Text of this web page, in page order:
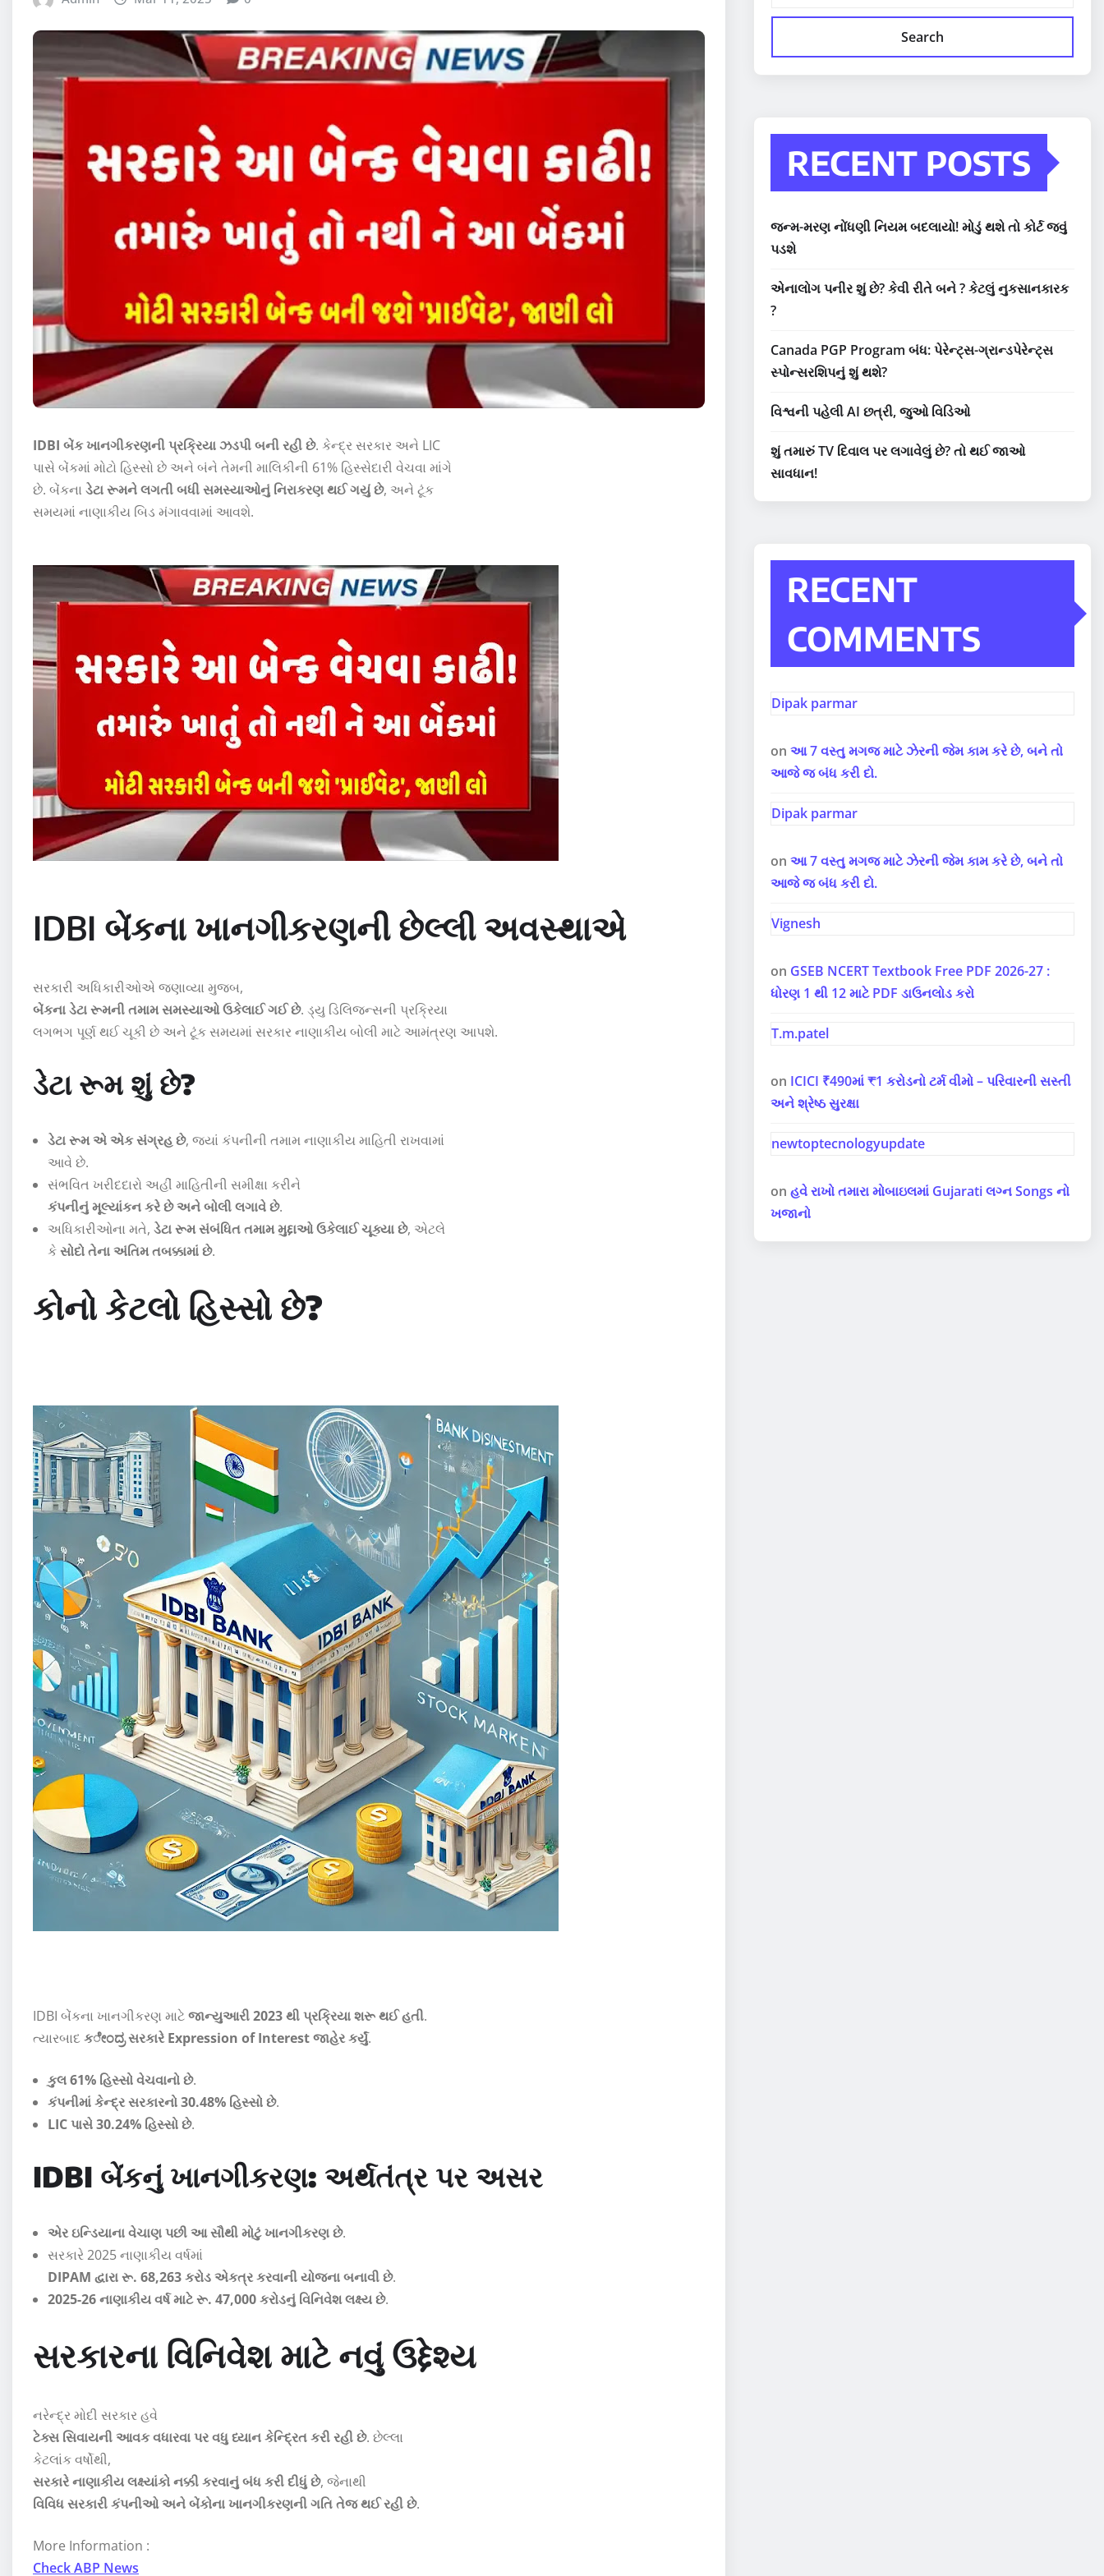
IDBI બેંક ખાનગીકરણની પ્રક્રિયા ઝડપી બની રહી છે. કેન્દ્ર સરકાર અને LIC
પાસે બેંકમાં મોટો હિસ્સો છે અને બંને તેમની માલિકીની 61% હિસ્સેદારી વેચવા માંગે
છે. બેંકના ડેટા રૂમને લગતી બધી સમસ્યાઓનું નિરાકરણ થઈ ગયું છે, અને ટૂંક
સમયમાં નાણાકીય બિડ મંગાવવામાં આવશે.
IDBI બેંકના ખાનગીકરણની છેલ્લી અવસ્થાએ
સરકારી અધિકારીઓએ જણાવ્યા મુજબ,
બેંકના ડેટા રૂમની તમામ સમસ્યાઓ ઉકેલાઈ ગઈ છે. ડ્યુ ડિલિજન્સની પ્રક્રિયા
લગભગ પૂર્ણ થઈ ચૂકી છે અને ટૂંક સમયમાં સરકાર નાણાકીય બોલી માટે આમંત્રણ આપશે.
ડેટા રૂમ શું છે?
ડેટા રૂમ એ એક સંગ્રહ છે, જ્યાં કંપનીની તમામ નાણાકીય માહિતી રાખવામાં
આવે છે.
સંભવિત ખરીદદારો અહીં માહિતીની સમીક્ષા કરીને
કંપનીનું મૂલ્યાંકન કરે છે અને બોલી લગાવે છે.
અધિકારીઓના મતે, ડેટા રૂમ સંબંધિત તમામ મુદ્દાઓ ઉકેલાઈ ચૂક્યા છે, એટલે
કેસોદો તેના અંતિમ તબક્કામાં છે.
કોનો કેટલો હિસ્સો છે?
IDBI બેંકના ખાનગીકરણ માટેજાન્યુઆરી 2023 થી પ્રક્રિયા શરૂ થઈ હતી.
ત્યારબાદકೇಂದ್ರ સરકારે Expression of Interest જાહેર કર્યું.
કુલ 61% હિસ્સો વેચવાનો છે.
કંપનીમાં કેન્દ્ર સરકારનો 30.48% હિસ્સો છે.
LIC પાસે 30.24% હિસ્સો છે.
IDBI બેંકનું ખાનગીકરણ: અર્થતંત્ર પર અસર
એર ઇન્ડિયાના વેચાણ પછી આ સૌથી મોટું ખાનગીકરણ છે.
સરકારે 2025 નાણાકીય વર્ષમાં
DIPAM દ્વારા રૂ. 68,263 કરોડ એકત્ર કરવાની યોજના બનાવી છે.
2025-26 નાણાકીય વર્ષ માટે રૂ. 47,000 કરોડનું વિનિવેશ લક્ષ્ય છે.
સરકારના વિનિવેશ માટે નવું ઉદ્દેશ્ય
નરેન્દ્ર મોદી સરકાર હવે
ટેક્સ સિવાયની આવક વધારવા પર વધુ ધ્યાન કેન્દ્રિત કરી રહી છે. છેલ્લા
કેટલાંક વર્ષોથી,
સરકારે નાણાકીય લક્ષ્યાંકો નક્કી કરવાનું બંધ કરી દીધું છે, જેનાથી
વિવિધ સરકારી કંપનીઓ અને બેંકોના ખાનગીકરણની ગતિ તેજ થઈ રહી છે.
More Information :
Check ABP News
Search
RECENT POSTS
જન્મ-મરણ નોંધણી નિયમ બદલાયો! મોડું થશે તો કોર્ટ જવું
પડશે
એનાલોગ પનીર શું છે? કેવી રીતે બને ? કેટલું નુકસાનકારક
?
Canada PGP Program બંધ: પેરેન્ટ્સ-ગ્રાન્ડપેરેન્ટ્સ
સ્પોન્સરશિપનું શું થશે?
વિશ્વની પહેલી AI છત્રી, જુઓ વિડિઓ
શું તમારું TV દિવાલ પર લગાવેલું છે? તો થઈ જાઓ
સાવધાન!
RECENT
COMMENTS
Dipak parmar
on આ 7 વસ્તુ મગજ માટે ઝેરની જેમ કામ કરે છે, બને તો
આજે જ બંધ કરી દો.
Dipak parmar
on આ 7 વસ્તુ મગજ માટે ઝેરની જેમ કામ કરે છે, બને તો
આજે જ બંધ કરી દો.
Vignesh
on GSEB NCERT Textbook Free PDF 2026-27 :
ધોરણ 1 થી 12 માટે PDF ડાઉનલોડ કરો
T.m.patel
on ICICI ₹490માં ₹1 કરોડનો ટર્મ વીમો – પરિવારની સસ્તી
અને શ્રેષ્ઠ સુરક્ષા
newtoptecnologyupdate
on હવે રાખો તમારા મોબાઇલમાં Gujarati લગ્ન Songs નો
ખજાનો